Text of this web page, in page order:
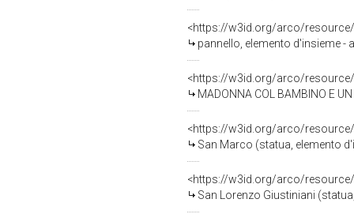
<https://w3id.org/arco/
pannello, elemento d'insieme -
<https://w3id.org/arco/
MADONNA COL BAMBINO E UN
<https://w3id.org/arco/
San Marco (statua, elemento
<https://w3id.org/arco/
San Lorenzo Giustiniani